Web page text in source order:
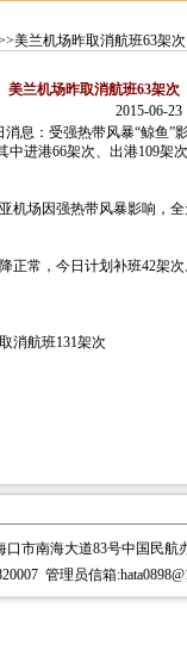
美兰机场昨取消航班63架
美兰机场昨取消航班63架
2015-06-23
：受强热带风暴“鲸鱼”
中进港66架次、出港109架
场因强热带风暴影响，全
常，今日计划补班42架次
航班131架次
市南海大道83号中国民航
管理员信箱: